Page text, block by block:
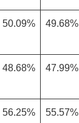
50.09% 49.68%
48.68% 47.99%
56.25% 55.57%